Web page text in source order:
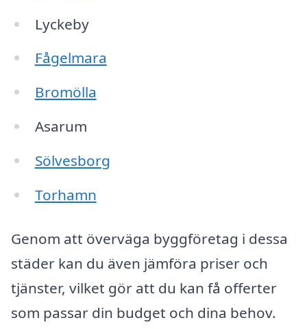
Lyckeby
Fågelmara
Bromölla
Asarum
Sölvesborg
Torhamn
Genom att överväga byggföretag i dessa
städer kan du även jämföra priser och
tjänster, vilket gör att du kan få offerter
som passar din budget och dina behov.